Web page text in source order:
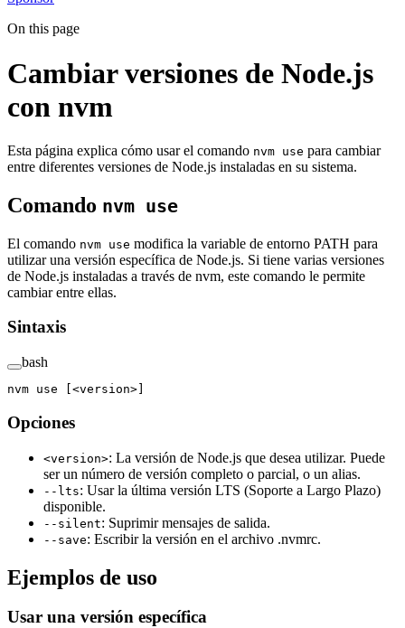
On this page
Cambiar versiones de Node.js
con nvm
Esta página explica cómo usar el comando nvm use para cambiar
entre diferentes versiones de Node.js instaladas en su sistema.
Comando nvm use
El comando nvm use modifica la variable de entorno PATH para
utilizar una versión específica de Node.js. Si tiene varias versiones
de Node.js instaladas a través de nvm, este comando le permite
cambiar entre ellas.
Sintaxis
bash
nvm use [<version>]
Opciones
<version>: La versión de Node.js que desea utilizar. Puede
ser un número de versión completo o parcial, o un alias.
--lts: Usar la última versión LTS (Soporte a Largo Plazo)
disponible.
--silent: Suprimir mensajes de salida.
--save: Escribir la versión en el archivo .nvmrc.
Ejemplos de uso
Usar una versión específica